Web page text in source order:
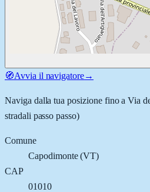
🧭Avvia il navigatore→
Naviga dalla tua posizione fino aVia
stradali passo passo)
Comune
Capodimonte(VT)
CAP
01010